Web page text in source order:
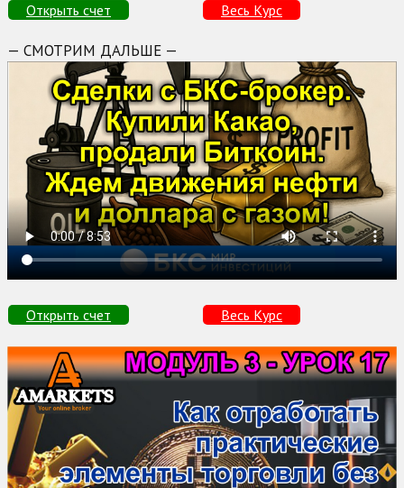
Открыть счет Весь Курс
— СМОТРИМ ДАЛЬШЕ —
Открыть счет Весь Курс